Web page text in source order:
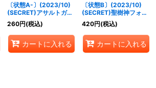
〔状態A-〕(2023/10)
(SECRET)アサルトガン
ナーウィズ【R-SEC】
{BS65-032}《白》
260円(税込)
カートに入れる
〔状態B〕(2023/10)
(SECRET)聖樹神フォ
レ・ナテュール【X-
SEC】{BS65-X03}
《緑》
420円(税込)
カートに入れる